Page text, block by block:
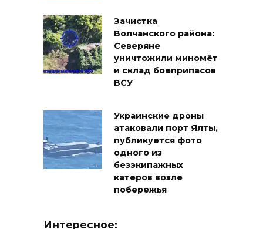
Зачистка
Волчанского района:
Северяне
уничтожили миномёт
и склад боеприпасов
ВСУ
Украинские дроны
атаковали порт Ялты,
публикуется фото
одного из
безэкипажных
катеров возле
побережья
Интересное: